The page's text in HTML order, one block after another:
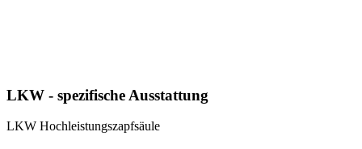
LKW - spezifische Ausstattung
LKW Hochleistungszapfsäule